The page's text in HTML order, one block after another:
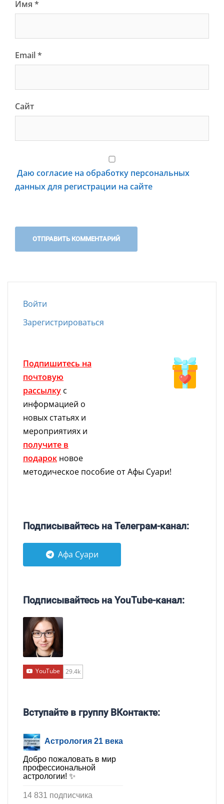
Имя *
Email*
Сайт
Даю согласие на обработку персональных
данных для регистрации на сайте
Войти
Зарегистрироваться
Подпишитесь на
почтовую
рассылку с
информацией о
новых статьях и
мероприятиях и
получите в
подарок новое
методическое пособие от Афы Суари!
Подписывайтесь на Телеграм-канал:
Афа Суари
Подписывайтесь на YouTube-канал:
YouTube 29.4k
Вступайте в группу ВКонтакте:
Астрология 21 века
Добро пожаловать в мир
профессиональной
астрологии! ✨
14 831 подписчика